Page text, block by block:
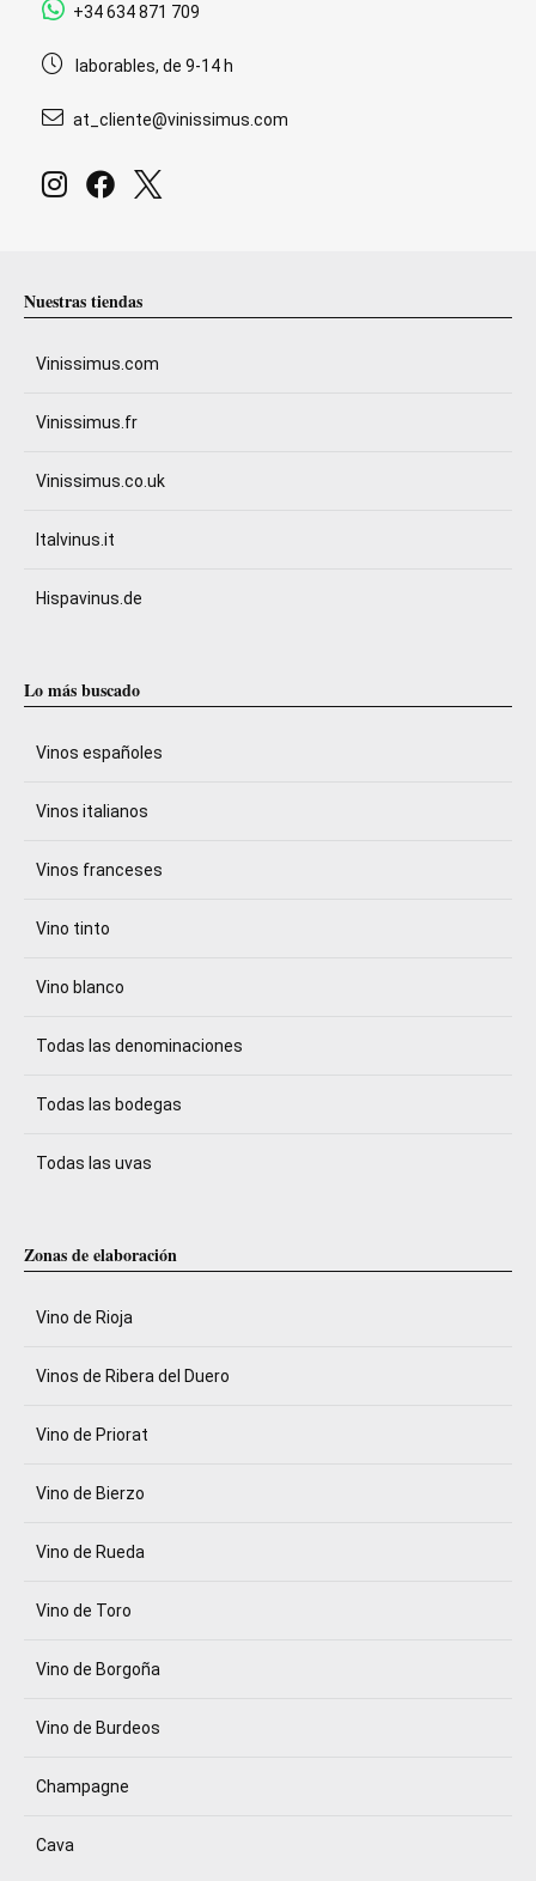
+34 634 871 709
laborables, de 9-14 h
at_cliente@vinissimus.com
Nuestras tiendas
Vinissimus.com
Vinissimus.fr
Vinissimus.co.uk
Italvinus.it
Hispavinus.de
Lo más buscado
Vinos españoles
Vinos italianos
Vinos franceses
Vino tinto
Vino blanco
Todas las denominaciones
Todas las bodegas
Todas las uvas
Zonas de elaboración
Vino de Rioja
Vinos de Ribera del Duero
Vino de Priorat
Vino de Bierzo
Vino de Rueda
Vino de Toro
Vino de Borgoña
Vino de Burdeos
Champagne
Cava